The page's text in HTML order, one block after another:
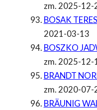
zm. 2025-12-
BOSAK
2021-03-13
BOSZKO
zm. 2025-12-
BRANDT
zm. 2020-07-
BRÄUNIG